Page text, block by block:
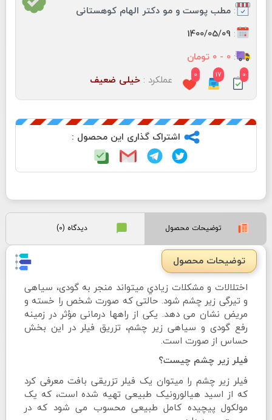
: مطب پوست و مو دكتر الهام كوهستانى
:
1400/05/09
: 0 - 0 تومان
0
17
0 عملکرد : خیلی ضعیف
اشتراک گذاری این محصول :
توضیحات محصول دیدگاه (0)
توضیحات محصول
اختلالات و مشکلات زيادي میتواند منجر به گودی، سیاهی
و تیرگی زیر چشم شود. حالتی که صورت شخص را خسته و
مریض نشان می دهد. یکی از راهها درمانی مؤثر در زمینه
رفع گودی و سیاهی زیر چشم، تزریق فیلر در این بخش
حساس از صورت است.
فیلر زیر چشم چیست؟
فیلر زیر چشم را میتوان یک فیلر تزریقی بافت معرفی کرد
که از اسید هیالورونیک طبیعی تهیه شده است، که یک
مولکول پیچیده کامل طبیعی محسوب می شود که در